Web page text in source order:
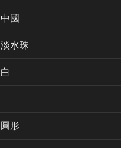
中國
淡水珠
​白
圓形